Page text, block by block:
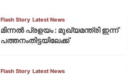
Flash Story Latest News
മിന്നല്‍ പ്രളയം : മുഖ്യമന്ത്രി ഇന്ന്
പത്തനംതിട്ടയിലേക്ക്
Flash Story Latest News